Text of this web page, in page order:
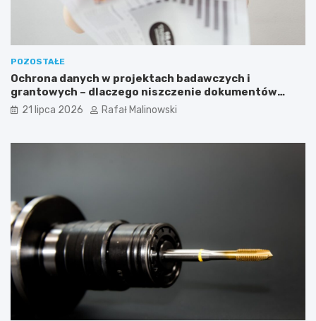
POZOSTAŁE
Ochrona danych w projektach badawczych i
grantowych – dlaczego niszczenie dokumentów
musi być częścią procedury?
21 lipca 2026 Rafał Malinowski